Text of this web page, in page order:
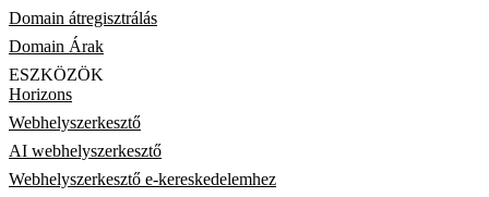
Domain átregisztrálás
Domain Árak
ESZKÖZÖK
Horizons
Webhelyszerkesztő
AI webhelyszerkesztő
Webhelyszerkesztő e-kereskedelemhez